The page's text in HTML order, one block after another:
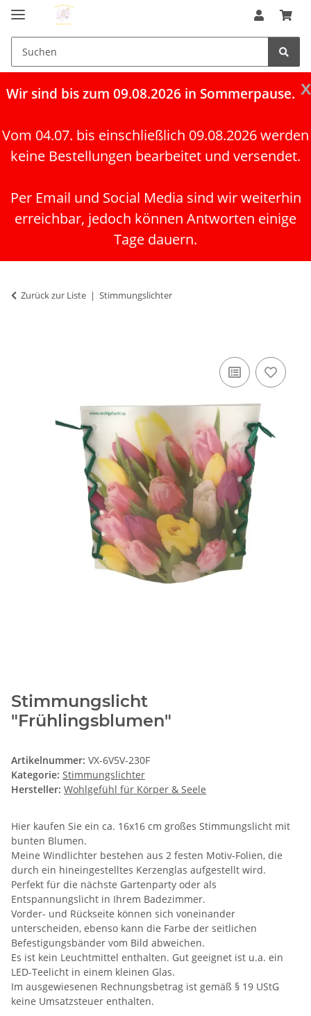
x
Wir sind bis zum 09.08.2026 in Sommerpause.
Vom 04.07. bis einschließlich 09.08.2026 werden
keine Bestellungen bearbeitet und versendet.
Per Email und Social Media sind wir weiterhin
erreichbar, jedoch können Antworten einige
Tage dauern.
Zurück zur Liste Stimmungslichter
Stimmungslicht
"Frühlingsblumen"
Artikelnummer: VX-6V5V-230F
Kategorie: Stimmungslichter
Hersteller: Wohlgefühl für Körper & Seele
Hier kaufen Sie ein ca. 16x16 cm großes Stimmungslicht mit
bunten Blumen.
Meine Windlichter bestehen aus 2 festen Motiv-Folien, die
durch ein hineingestelltes Kerzenglas aufgestellt wird.
Perfekt für die nächste Gartenparty oder als
Entspannungslicht in Ihrem Badezimmer.
Vorder- und Rückseite können sich voneinander
unterscheiden, ebenso kann die Farbe der seitlichen
Befestigungsbänder vom Bild abweichen.
Es ist kein Leuchtmittel enthalten. Gut geeignet ist u.a. ein
LED-Teelicht in einem kleinen Glas.
Im ausgewiesenen Rechnungsbetrag ist gemäß § 19 UStG
keine Umsatzsteuer enthalten.